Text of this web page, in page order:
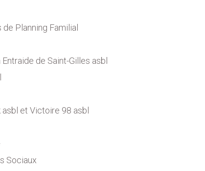
Planning Familial
de Saint-Gilles asbl
et Victoire 98 asbl
Sociaux